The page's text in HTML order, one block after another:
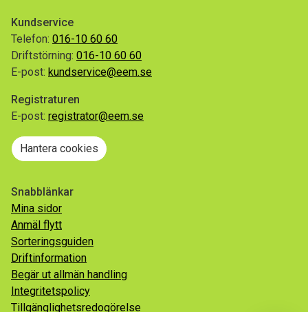
Kundservice
Telefon: 016-10 60 60
Driftstörning: 016-10 60 60
E-post: kundservice@eem.se
Registraturen
E-post: registrator@eem.se
Hantera cookies
Snabblänkar
Mina sidor
Anmäl flytt
Sorteringsguiden
Driftinformation
Begär ut allmän handling
Integritetspolicy
Tillgänglighetsredogörelse